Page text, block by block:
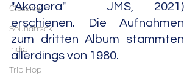
Classical
Soundtrack
India
Trip Hop
"Akagera"  JMS, 2021)
erschienen. Die Aufnahmen
zum dritten Album stammten
allerdings von 1980.